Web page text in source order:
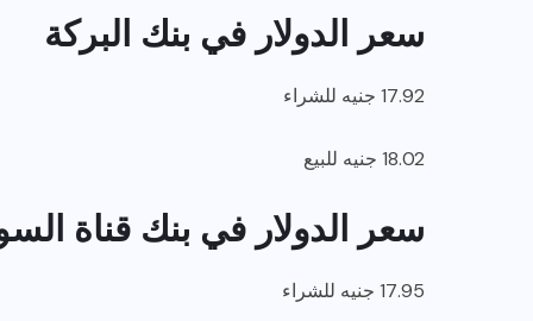
سعر الدولار في بنك البركة
17.92 جنيه للشراء
18.02 جنيه للبيع
سعر الدولار في بنك قناة
17.95 جنيه للشراء